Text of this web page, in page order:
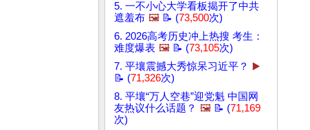
5. 一不小心大学看板揭开了中共
遮羞布 🖼️ 📝 (73,500次)
6. 2026高考历史冲上热搜 考生：
难度爆表 🖼️ 📝 (73,105次)
7. 平壤震撼大秀惊呆习近平？
▶️
📝 (71,326次)
8. 平壤“万人空巷”迎党魁 中国网
友热议什么话题？ 🖼️ 📝 (71,169
次)